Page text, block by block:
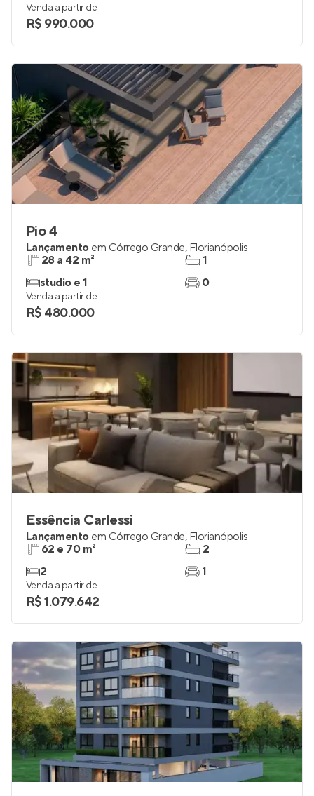
Venda a partir de
R$ 990.000
Pio 4
Lançamento em Córrego Grande, Florianópolis
28 a 42 m²
studio e 1
1
0
Venda a partir de
R$ 480.000
Essência Carlessi
Lançamento em Córrego Grande, Florianópolis
62 e 70 m²
2
2
1
Venda a partir de
R$ 1.079.642